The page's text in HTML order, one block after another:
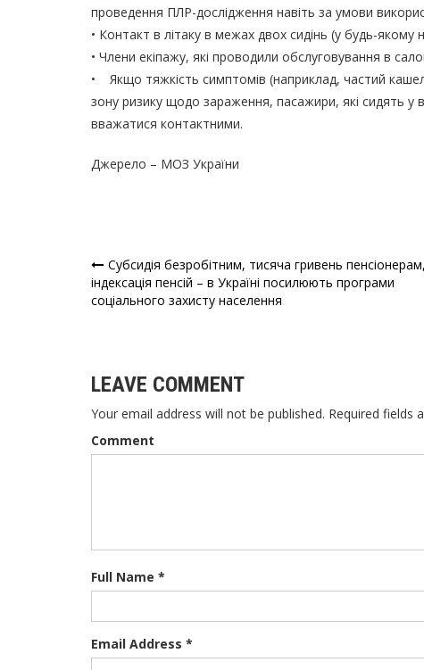
проведення ПЛР-дослідження навіть за умови
• Контакт в літаку в межах двох сидінь (у будь-
• Члени екіпажу, які проводили обслуговування в
• Якщо тяжкість симптомів (наприклад, частий
зону ризику щодо зараження, пасажири, які сидять у
вважатися контактними.
Джерело – МОЗ України
Навігація
записів
Субсидія безробітним, тисяча гривень пенсіонерам,
індексація пенсій – в Україні посилюють програми
соціального захисту населення
LEAVE COMMENT
Your email address will not be published. Required fields
Comment
Full Name *
Email Address *